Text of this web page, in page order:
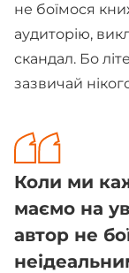
не боїмося
аудиторію,
скандал. Бо
зазвичай
Коли ми
маємо на
автор не